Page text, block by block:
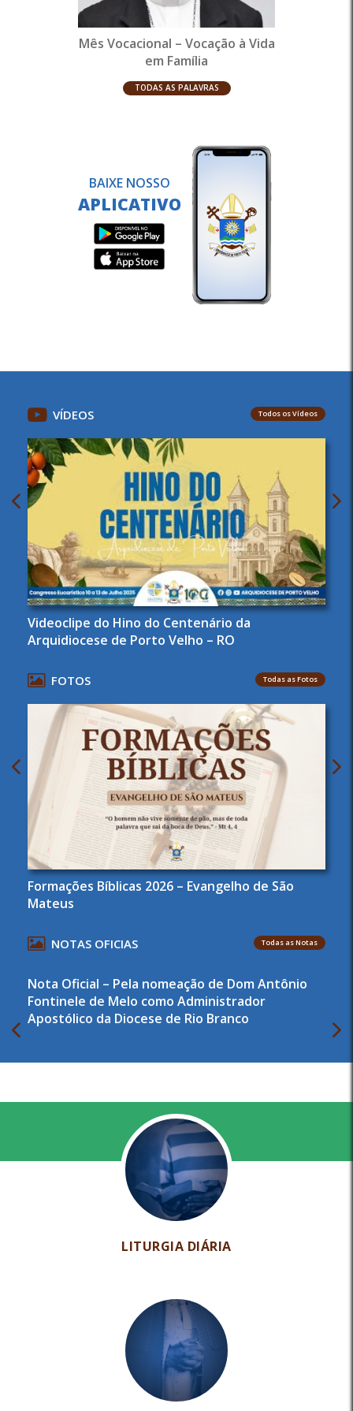
Mês Vocacional – Vocação à Vida
em Família
TODAS AS PALAVRAS
BAIXE NOSSO
APLICATIVO
VÍDEOS Todos os Vídeos
Videoclipe do Hino do Centenário da
Arquidiocese de Porto Velho – RO
FOTOS Todas as Fotos
Formações Bíblicas 2026 – Evangelho de São
Mateus
NOTAS OFICIAS Todas as Notas
Nota Oficial – Pela nomeação de Dom Antônio
Fontinele de Melo como Administrador
Apostólico da Diocese de Rio Branco
LITURGIA DIÁRIA